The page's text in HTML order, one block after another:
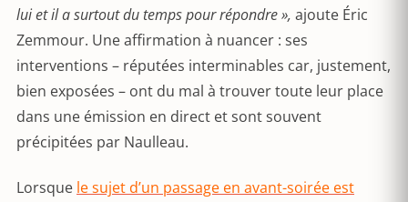
lui et il a surtout du temps pour répondre », ajoute Éric
Zemmour. Une affirmation à nuancer : ses
interventions – réputées interminables car, justement,
bien exposées – ont du mal à trouver toute leur place
dans une émission en direct et sont souvent
précipitées par Naulleau.
Lorsque le sujet d’un passage en avant-soirée est